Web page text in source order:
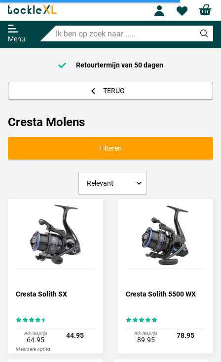
Menu
Ik
ben
op
naar
Profile
Retourtermijn van 50 dagen
TERUG
Cresta Molens
Filteren
Cresta Solith SX
Adviesprijs
64.95
44.95
Meerdere opties
Cresta Solith 5500 WX
Adviesprijs
89.95
78.95